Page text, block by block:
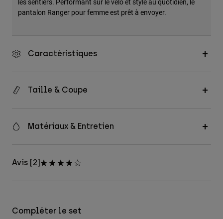
pantalon Ranger pour femme est prêt à envoyer.
Caractéristiques
Taille & Coupe
Matériaux & Entretien
Avis [2]
Compléter le set